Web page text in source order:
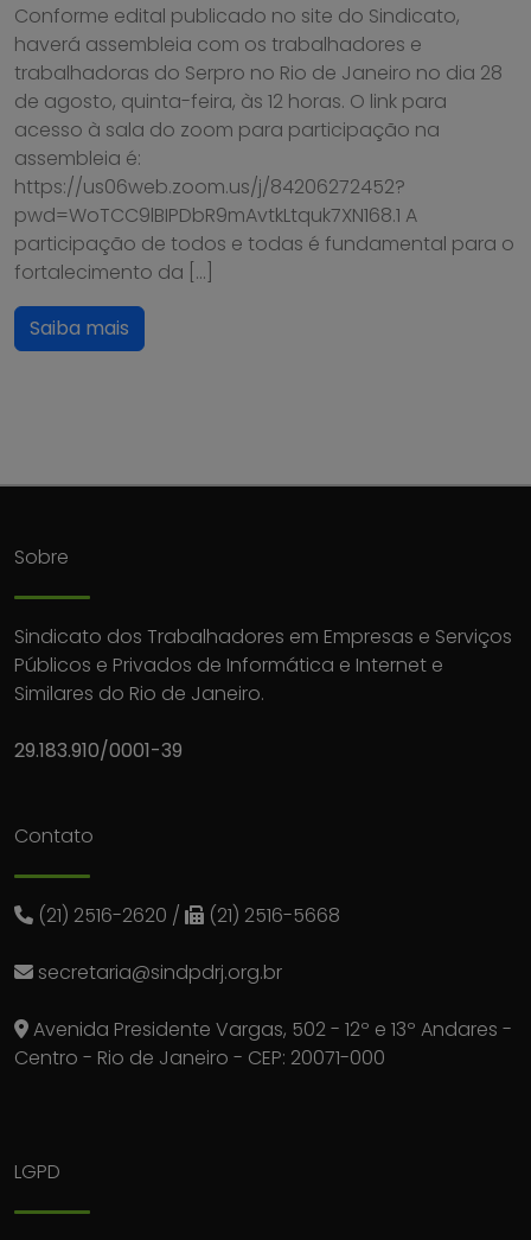
Conforme edital publicado no site do Sindicato,
haverá assembleia com os trabalhadores e
trabalhadoras do Serpro no Rio de Janeiro no dia 28
de agosto, quinta-feira, às 12 horas. O link para
acesso à sala do zoom para participação na
assembleia é:
https://us06web.zoom.us/j/84206272452?
pwd=WoTCC9lBIPDbR9mAvtkLtquk7XN168.1 A
participação de todos e todas é fundamental para o
fortalecimento da […]
Saiba mais
Sobre
Sindicato dos Trabalhadores em Empresas e Serviços
Públicos e Privados de Informática e Internet e
Similares do Rio de Janeiro.
29.183.910/0001-39
Contato
(21) 2516-2620 / (21) 2516-5668
secretaria@sindpdrj.org.br
Avenida Presidente Vargas, 502 - 12º e 13º Andares -
Centro - Rio de Janeiro - CEP: 20071-000
LGPD